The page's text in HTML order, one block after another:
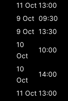
11 Oct 13:00
9 Oct 09:30
9 Oct 13:30
10
Oct
10:00
10
Oct
14:00
11 Oct 13:00